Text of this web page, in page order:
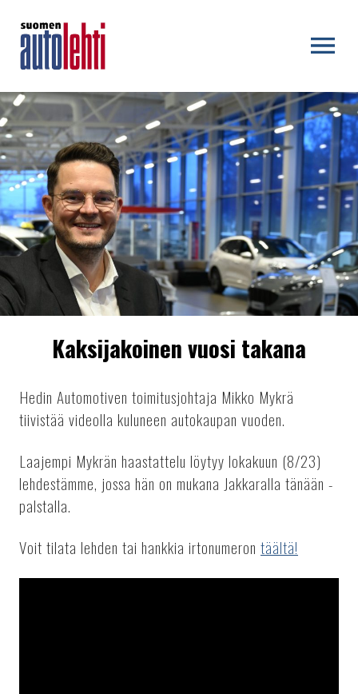
Kaksijakoinen vuosi takana
Hedin Automotiven toimitusjohtaja Mikko Mykrä
tiivistää videolla kuluneen autokaupan vuoden.
Laajempi Mykrän haastattelu löytyy lokakuun (8/23)
lehdestämme, jossa hän on mukana Jakkaralla tänään -
palstalla.
Voit tilata lehden tai hankkia irtonumeron täältä!